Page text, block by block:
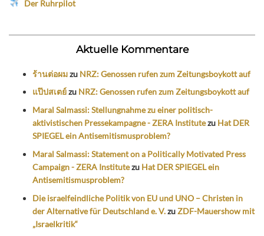
Der Ruhrpilot
Aktuelle Kommentare
ร้านต่อผมzu NRZ: Genossen rufen zum Zeitungsboykott auf
แป๊ปสเตย์zu NRZ: Genossen rufen zum Zeitungsboykott auf
Maral Salmassi: Stellungnahme zu einer politisch-
aktivistischen Pressekampagne - ZERA Institutezu Hat DER
SPIEGEL ein Antisemitismusproblem?
Maral Salmassi: Statement on a Politically Motivated Press
Campaign - ZERA Institutezu Hat DER SPIEGEL ein
Antisemitismusproblem?
Die israelfeindliche Politik von EU und UNO – Christen in
der Alternative für Deutschland e. V.zuZDF-Mauershow mit
„Israelkritik“